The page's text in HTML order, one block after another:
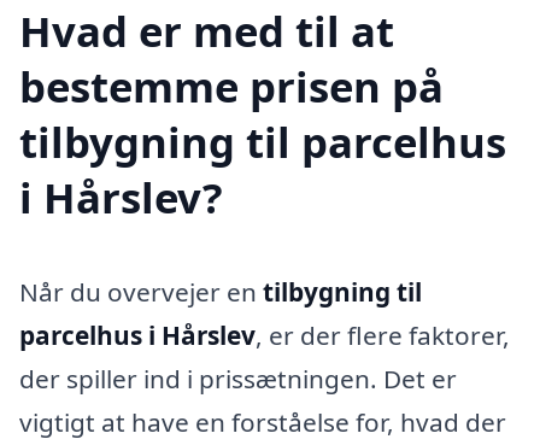
Hvad er med til at
bestemme prisen på
tilbygning til parcelhus
i Hårslev?
Når du overvejer en tilbygning til
parcelhus i Hårslev, er der flere faktorer,
der spiller ind i prissætningen. Det er
vigtigt at have en forståelse for, hvad der